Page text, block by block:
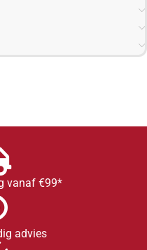
vanaf €99*
advies